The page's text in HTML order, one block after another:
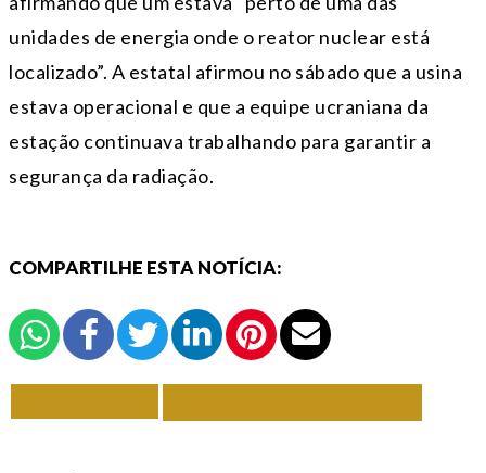
unidades de energia onde o reator nuclear está
localizado”. A estatal afirmou no sábado que a usina
estava operacional e que a equipe ucraniana da
estação continuava trabalhando para garantir a
segurança da radiação.
COMPARTILHE ESTA NOTÍCIA: